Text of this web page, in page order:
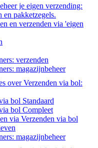
je eigen verzending:
en pakketzegels.
en verzenden via 'eigen
verzenden
magazijnbeheer
over Verzenden via bol:
bol Standaard
bol Compleet
via Verzenden via bol
magazijnbeheer